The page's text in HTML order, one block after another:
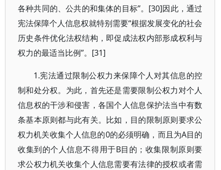
各种共同的、公共的和集体的目标”。[30]因此，通过
宪法保障个人信息权就特别需要“根据发展变化的社会
历史条件优化法权结构，即促成法权内部形成权利与
权力的最适当比例”。[31]
1.宪法通过限制公权力来保障个人对其信息的控
制和处分权。为此，首先还是需要限制公权力对个人
信息权的干涉和侵害，各国个人信息保护法当中有数
条基本原则都与此有关。比如，目的限制原则要求公
权力机关收集个人信息的0的必须明确，而且为A目的
收集到的个人信息不得用于B目的；收集限制原则要
求公权力机关收集个人信息需要有法律的授权或者需